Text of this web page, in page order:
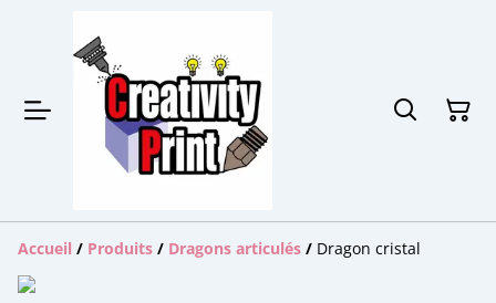
Accueil / Produits / Dragons articulés / Dragon cristal